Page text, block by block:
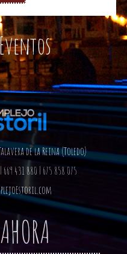
de la Reina (Toledo)
431 880 | 675 858 075